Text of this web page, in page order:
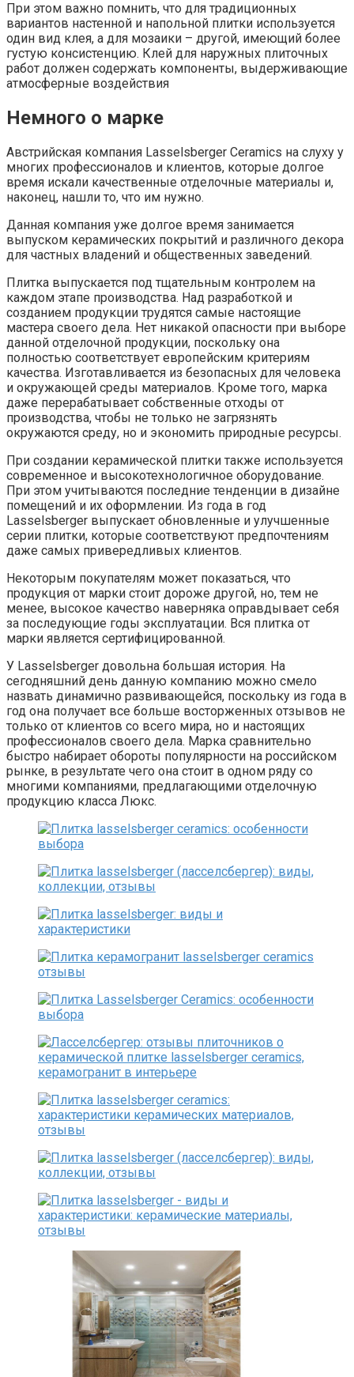
При этом важно помнить, что для традиционных
вариантов настенной и напольной плитки используется
один вид клея, а для мозаики – другой, имеющий более
густую консистенцию. Клей для наружных плиточных
работ должен содержать компоненты, выдерживающие
атмосферные воздействия
Немного о марке
Австрийская компания Lasselsberger Ceramics на слуху у
многих профессионалов и клиентов, которые долгое
время искали качественные отделочные материалы и,
наконец, нашли то, что им нужно.
Данная компания уже долгое время занимается
выпуском керамических покрытий и различного декора
для частных владений и общественных заведений.
Плитка выпускается под тщательным контролем на
каждом этапе производства. Над разработкой и
созданием продукции трудятся самые настоящие
мастера своего дела. Нет никакой опасности при выборе
данной отделочной продукции, поскольку она
полностью соответствует европейским критериям
качества. Изготавливается из безопасных для человека
и окружающей среды материалов. Кроме того, марка
даже перерабатывает собственные отходы от
производства, чтобы не только не загрязнять
окружаются среду, но и экономить природные ресурсы.
При создании керамической плитки также используется
современное и высокотехнологичное оборудование.
При этом учитываются последние тенденции в дизайне
помещений и их оформлении. Из года в год
Lasselsberger выпускает обновленные и улучшенные
серии плитки, которые соответствуют предпочтениям
даже самых привередливых клиентов.
Некоторым покупателям может показаться, что
продукция от марки стоит дороже другой, но, тем не
менее, высокое качество наверняка оправдывает себя
за последующие годы эксплуатации. Вся плитка от
марки является сертифицированной.
У Lasselsberger довольна большая история. На
сегодняшний день данную компанию можно смело
назвать динамично развивающейся, поскольку из года в
год она получает все больше восторженных отзывов не
только от клиентов со всего мира, но и настоящих
профессионалов своего дела. Марка сравнительно
быстро набирает обороты популярности на российском
рынке, в результате чего она стоит в одном ряду со
многими компаниями, предлагающими отделочную
продукцию класса Люкс.